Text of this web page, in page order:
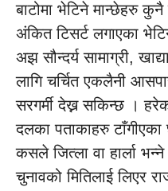
बाटोमा भेटिने मान्छेहरु कुनै
अंकित टिसर्ट लगाएका
अझ सौन्दर्य सामाग्री,
लागि चर्चित एकलैनी
सरगर्मी देख्न सकिन्छ ।
दलका पताकाहरु
कसले जित्ला वा हार्ला
चुनावको मितिलाई लिएर